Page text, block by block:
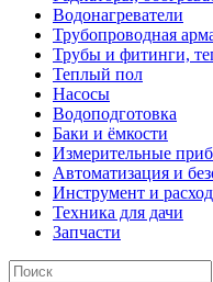
Водонагреватели
Трубопроводная
Трубы и фитинги,
Теплый пол
Насосы
Водоподготовка
Баки и ёмкости
Измерительные
Автоматизация и
Инструмент и
Техника для дачи
Запчасти